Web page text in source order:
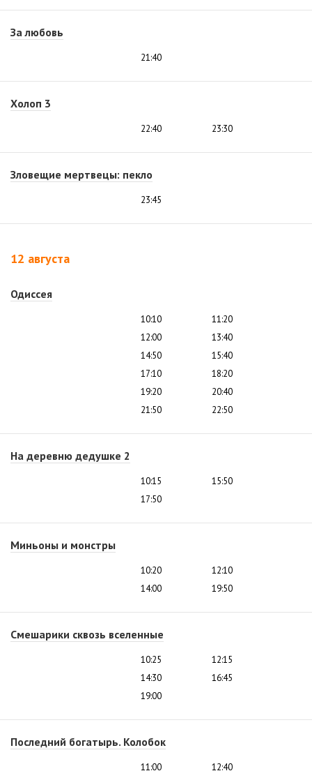
За любовь
21:40
Холоп 3
22:40 23:30
Зловещие мертвецы: пекло
23:45
12 августа
Одиссея
10:10
11:20
12:00
13:40
14:50
15:40
17:10
18:20
19:20
20:40
21:50
22:50
На деревню дедушке 2
10:15
15:50
17:50
Миньоны и монстры
10:20
12:10
14:00
19:50
Смешарики сквозь вселенные
10:25
12:15
14:30
16:45
19:00
Последний богатырь. Колобок
11:00
12:40